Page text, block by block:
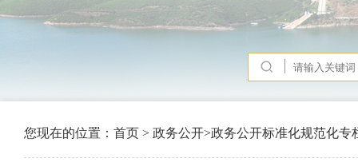
您现在的位置： 首页 > 政务公开>政务公开标准化规范化专